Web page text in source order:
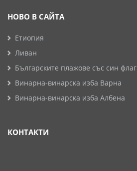
НОВО В САЙТА
Етиопия
Ливан
Българските плажове със син флаг
Винарна-винарска изба Варна
Винарна-винарска изба Албена
КОНТАКТИ